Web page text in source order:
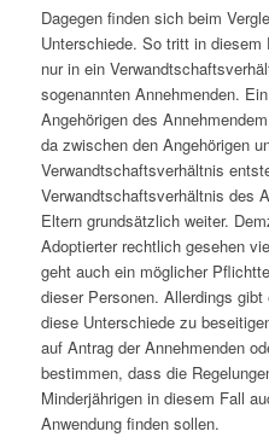
Dagegen finden sich beim
Unterschiede. So tritt in
nur in ein
sogenannten Annehmenden.
Angehörigen des
da zwischen den Angehörigen
Verwandtschaftsverhältnis
Verwandtschaftsverhältnis des
Eltern grundsätzlich weiter.
Adoptierter rechtlich gesehen
geht auch ein möglicher
dieser Personen. Allerdings
diese Unterschiede zu
auf Antrag der Annehmenden
bestimmen, dass die
Minderjährigen in diesem Fall
Anwendung finden sollen.